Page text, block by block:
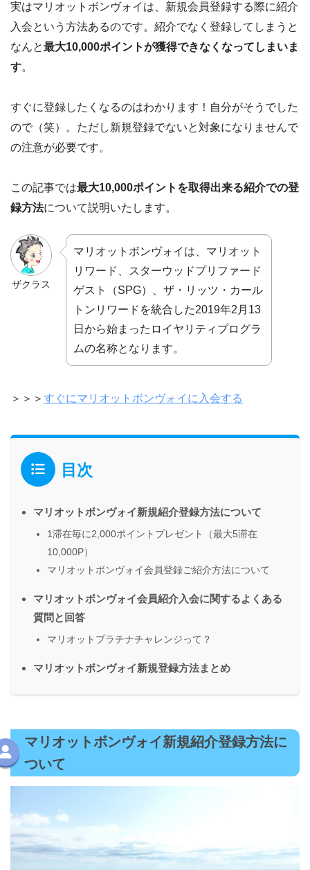
実はマリオットボンヴォイは、新規会員登録する際に紹介
入会という方法あるのです。紹介でなく登録してしまうと
なんと最大10,000ポイントが獲得できなくなってしまいま
す。
すぐに登録したくなるのはわかります！自分がそうでした
ので（笑）。ただし新規登録でないと対象になりませんで
の注意が必要です。
この記事では最大10,000ポイントを取得出来る紹介での登
録方法について説明いたします。
ザクラス
マリオットボンヴォイは、マリオット
リワード、スターウッドプリファード
ゲスト（SPG）、ザ・リッツ・カール
トンリワードを統合した2019年2月13
日から始まったロイヤリティプログラ
ムの名称となります。
＞＞＞ すぐにマリオットボンヴォイに入会する
目次
マリオットボンヴォイ新規紹介登録方法について
1滞在毎に2,000ポイントプレゼント（最大5滞在
10,000P）
マリオットボンヴォイ会員登録ご紹介方法について
マリオットボンヴォイ会員紹介入会に関するよくある
質問と回答
マリオットプラチナチャレンジって？
マリオットボンヴォイ新規登録方法まとめ
マリオットボンヴォイ新規紹介登録方法に
ついて